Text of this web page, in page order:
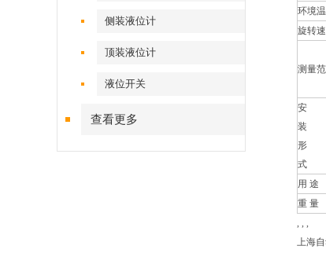
侧装液位计
顶装液位计
液位开关
查看更多
环境
旋转
测量
安
装
形
式
用 途
重 量
, , ,
上海